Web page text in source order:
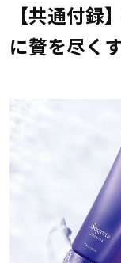
【共通付録
に贅を尽く